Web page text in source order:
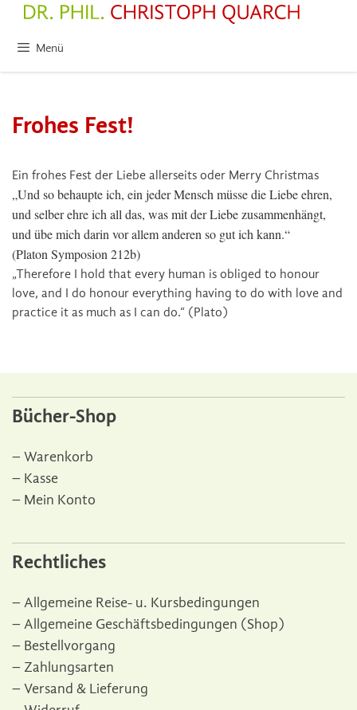
springenMenü
Frohes Fest!
Ein frohes Fest der Liebe allerseits oder Merry Christmas
„Und so behaupte ich, ein jeder Mensch müsse die Liebe ehren,
und selber ehre ich all das, was mit der Liebe zusammenhängt,
und übe mich darin vor allem anderen so gut ich kann.“
(Platon Symposion 212b)
„Therefore I hold that every human is obliged to honour
love, and I do honour everything having to do with love and
practice it as much as I can do.“ (Plato)
Bücher-Shop
Warenkorb
Kasse
Mein Konto
Rechtliches
Allgemeine Reise- u. Kursbedingungen
Allgemeine Geschäftsbedingungen (Shop)
Bestellvorgang
Zahlungsarten
Versand & Lieferung